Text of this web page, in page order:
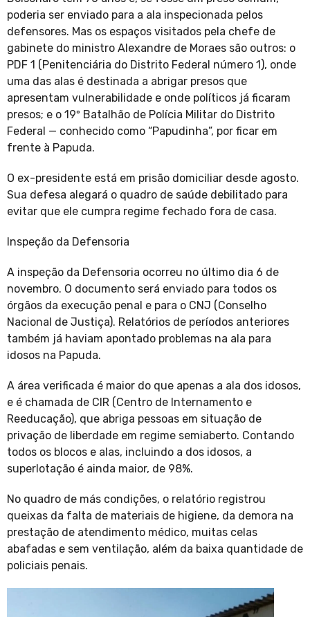
poderia ser enviado para a ala inspecionada pelos
defensores. Mas os espaços visitados pela chefe de
gabinete do ministro Alexandre de Moraes são outros: o
PDF 1 (Penitenciária do Distrito Federal número 1), onde
uma das alas é destinada a abrigar presos que
apresentam vulnerabilidade e onde políticos já ficaram
presos; e o 19º Batalhão de Polícia Militar do Distrito
Federal — conhecido como “Papudinha”, por ficar em
frente à Papuda.
O ex-presidente está em prisão domiciliar desde agosto.
Sua defesa alegará o quadro de saúde debilitado para
evitar que ele cumpra regime fechado fora de casa.
Inspeção da Defensoria
A inspeção da Defensoria ocorreu no último dia 6 de
novembro. O documento será enviado para todos os
órgãos da execução penal e para o CNJ (Conselho
Nacional de Justiça). Relatórios de períodos anteriores
também já haviam apontado problemas na ala para
idosos na Papuda.
A área verificada é maior do que apenas a ala dos idosos,
e é chamada de CIR (Centro de Internamento e
Reeducação), que abriga pessoas em situação de
privação de liberdade em regime semiaberto. Contando
todos os blocos e alas, incluindo a dos idosos, a
superlotação é ainda maior, de 98%.
No quadro de más condições, o relatório registrou
queixas da falta de materiais de higiene, da demora na
prestação de atendimento médico, muitas celas
abafadas e sem ventilação, além da baixa quantidade de
policiais penais.